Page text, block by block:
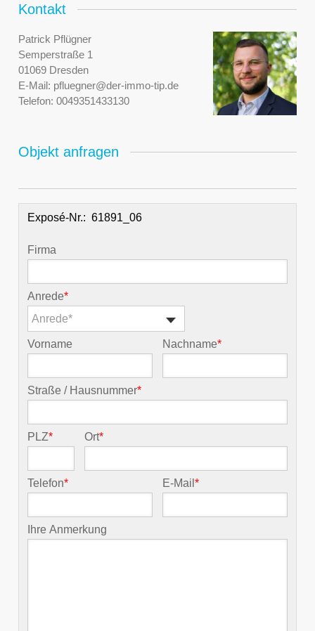
Kontakt
Patrick Pflügner
Semperstraße 1
01069 Dresden
E-Mail: pfluegner@der-immo-tip.de
Telefon: 0049351433130
Objekt anfragen
Exposé-Nr.:
Firma
Anrede*
Anrede*
Vorname Nachname*
Straße / Hausnummer*
PLZ* Ort*
Telefon* E-Mail*
Ihre Anmerkung